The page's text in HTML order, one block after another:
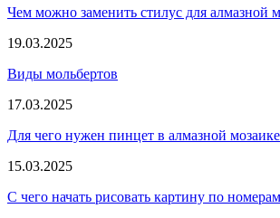
Чем можно заменить стилус для алмазной
19.03.2025
Виды мольбертов
17.03.2025
Для чего нужен пинцет в алмазной мозаике
15.03.2025
С чего начать рисовать картину по номерам